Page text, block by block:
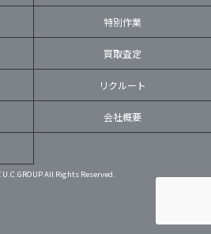
特別作業
買取査定
リクルート
会社概要
All Rights Reserved.